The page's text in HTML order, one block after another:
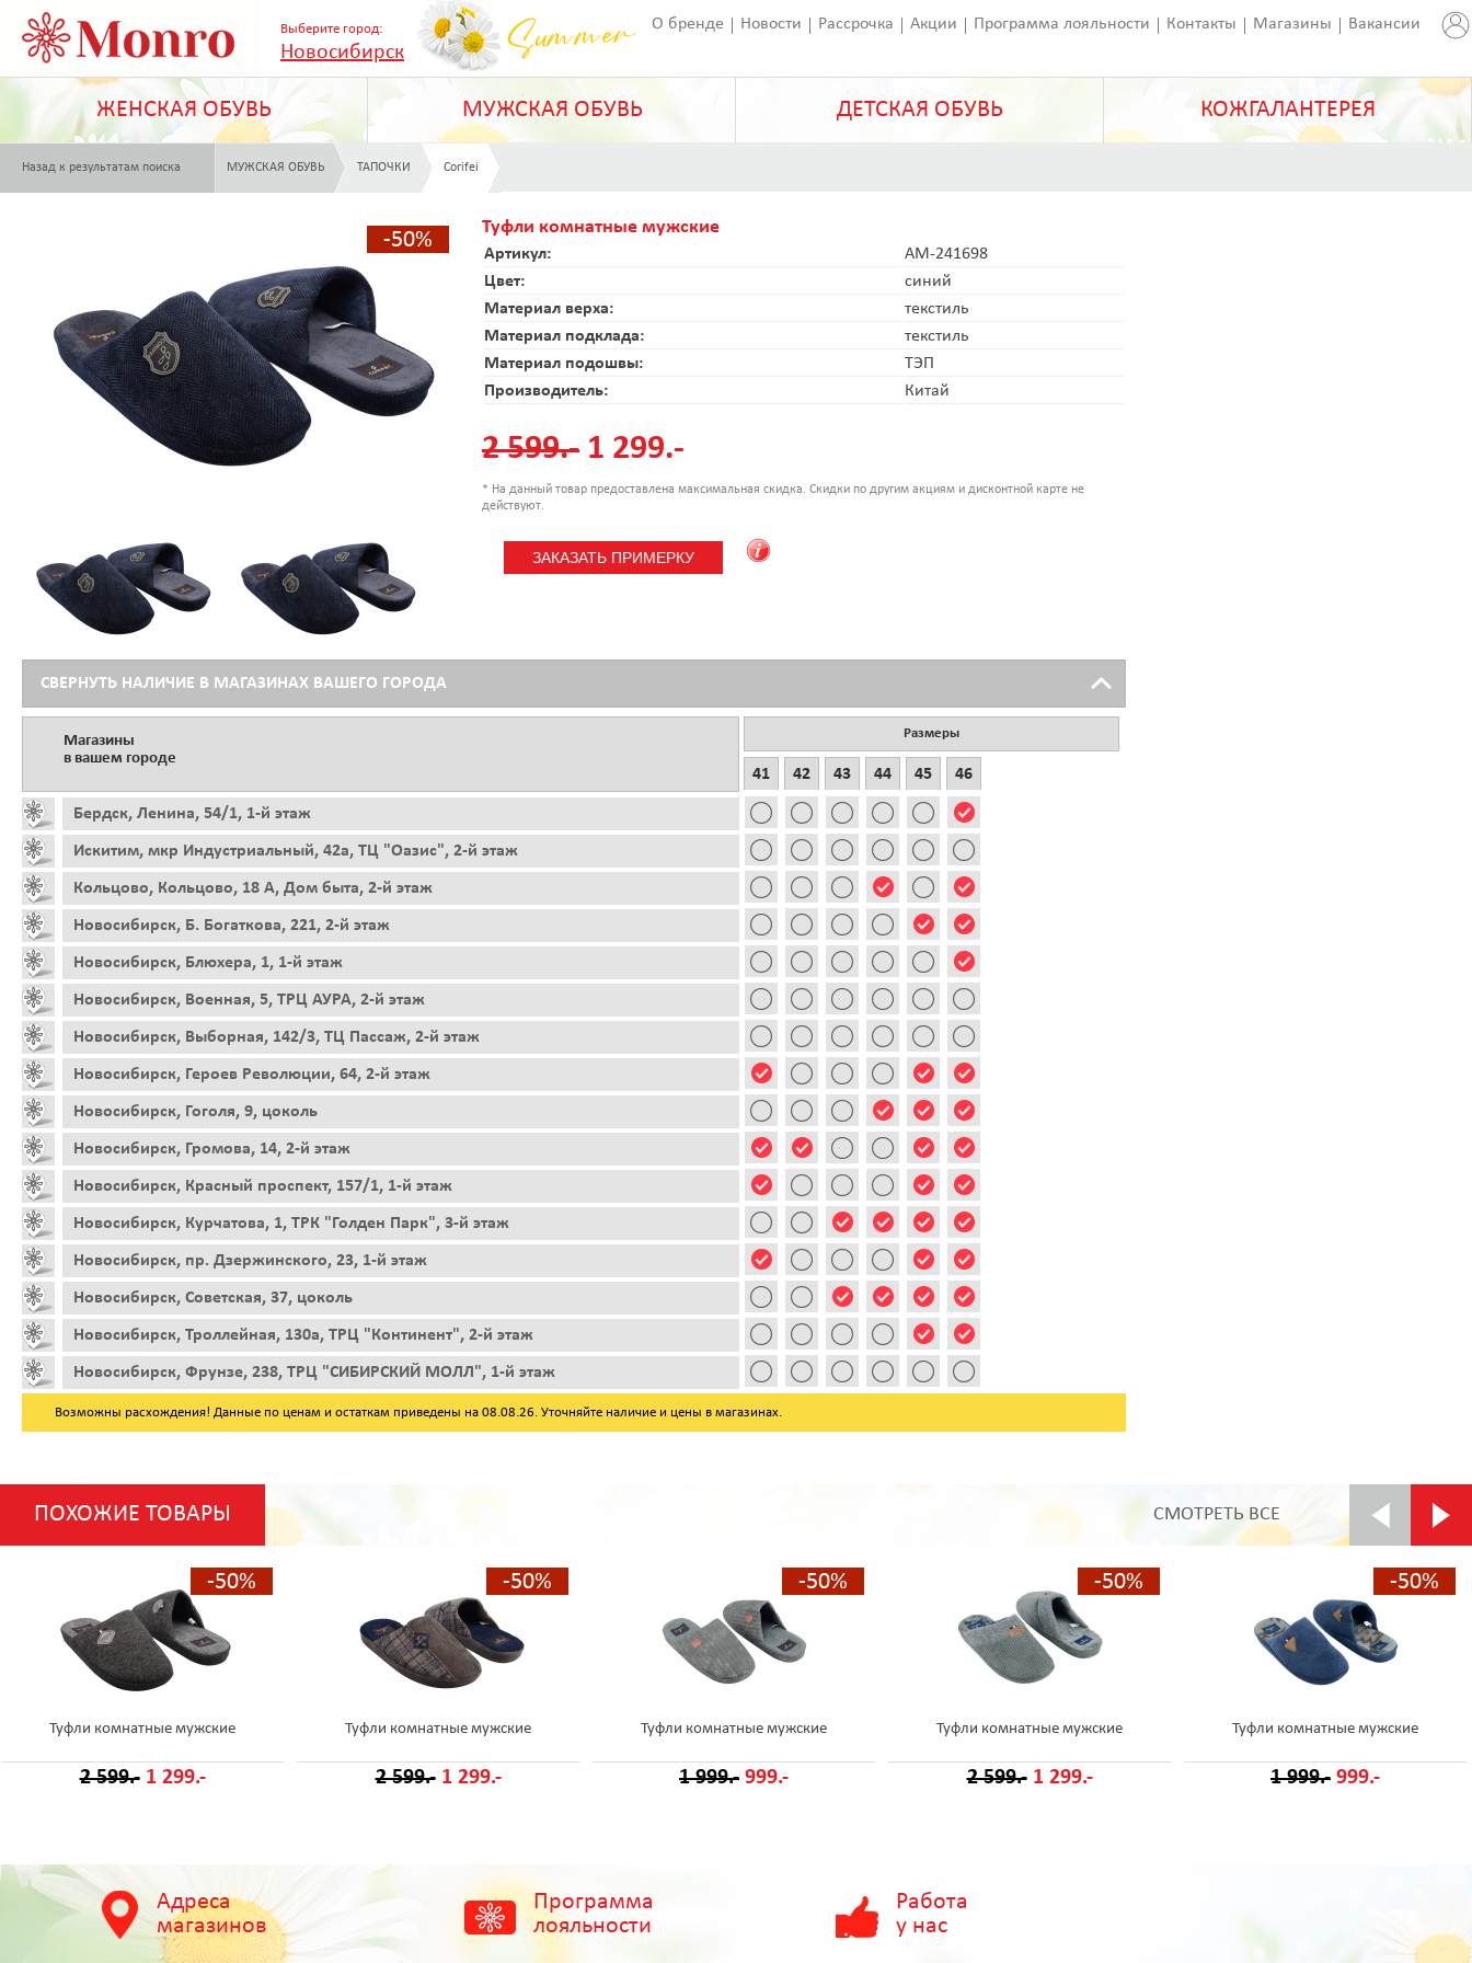
Выберите город:
Новосибирск
О бренде Новости Рассрочка Акции Программа лояльности Контакты Магазины Вакансии
ЖЕНСКАЯ ОБУВЬ МУЖСКАЯ ОБУВЬ ДЕТСКАЯ ОБУВЬ КОЖГАЛАНТЕРЕЯ
Назад к результатам поиска МУЖСКАЯ ОБУВЬ ТАПОЧКИ Corifei
-50%
Туфли комнатные мужские
Артикул:
AM-241698
Цвет:
синий
Материал верха:
текстиль
Материал подклада:
текстиль
Материал подошвы:
ТЭП
Производитель:
Китай
2 599.- 1 299.-
* На данный товар предоставлена максимальная скидка. Скидки по другим акциям и дисконтной карте не
действуют.
СВЕРНУТЬ НАЛИЧИЕ В МАГАЗИНАХ ВАШЕГО ГОРОДА
Магазины
в вашем городе
Бердск, Ленина, 54/1, 1-й этаж
Искитим, мкр Индустриальный, 42а, ТЦ "Оазис", 2-й этаж
Кольцово, Кольцово, 18 А, Дом быта, 2-й этаж
Новосибирск, Б. Богаткова, 221, 2-й этаж
Новосибирск, Блюхера, 1, 1-й этаж
Новосибирск, Военная, 5, ТРЦ АУРА, 2-й этаж
Новосибирск, Выборная, 142/3, ТЦ Пассаж, 2-й этаж
Новосибирск, Героев Революции, 64, 2-й этаж
Новосибирск, Гоголя, 9, цоколь
Новосибирск, Громова, 14, 2-й этаж
Новосибирск, Красный проспект, 157/1, 1-й этаж
Новосибирск, Курчатова, 1, ТРК "Голден Парк", 3-й этаж
Новосибирск, пр. Дзержинского, 23, 1-й этаж
Новосибирск, Советская, 37, цоколь
Новосибирск, Троллейная, 130а, ТРЦ "Континент", 2-й этаж
Новосибирск, Фрунзе, 238, ТРЦ "СИБИРСКИЙ МОЛЛ", 1-й этаж
Размеры
41 42 43 44 45 46
Возможны расхождения! Данные по ценам и остаткам приведены на 08.08.26. Уточняйте наличие и цены в магазинах.
ПОХОЖИЕ ТОВАРЫ СМОТРЕТЬ ВСЕ
-50%
Туфли комнатные мужские
2 599.- 1 299.-
-50%
Туфли комнатные мужские
2 599.- 1 299.-
-50%
Туфли комнатные мужские
1 999.- 999.-
-50%
Туфли комнатные мужские
2 599.- 1 299.-
-50%
Туфли комнатные мужские
1 999.- 999.-
Адреса
магазинов
Программа
лояльности
Работа
у нас